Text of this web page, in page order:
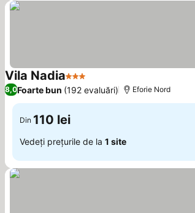
Vila Nadia3 Stele
8,0Foarte bun (192 evaluări) Eforie Nord
Din 110 lei
Vedeți prețurile de la 1 site